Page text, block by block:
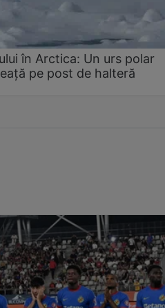
în Arctica: Un urs polar
pe post de halteră